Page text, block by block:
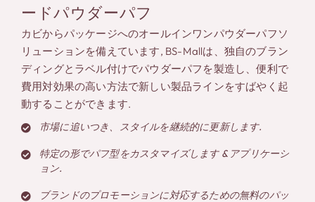
ードパウダーパフ
カビからパッケージへのオールインワンパウダーパフソ
リューションを備えています, BS-Mallは、独自のブラン
ディングとラベル付けでパウダーパフを製造し、便利で
費用対効果の高い方法で新しい製品ラインをすばやく起
動することができます.
市場に追いつき、スタイルを継続的に更新します.
特定の形でパフ型をカスタマイズします & アプリケーシ
ョン.
ブランドのプロモーションに対応するための無料のパッ